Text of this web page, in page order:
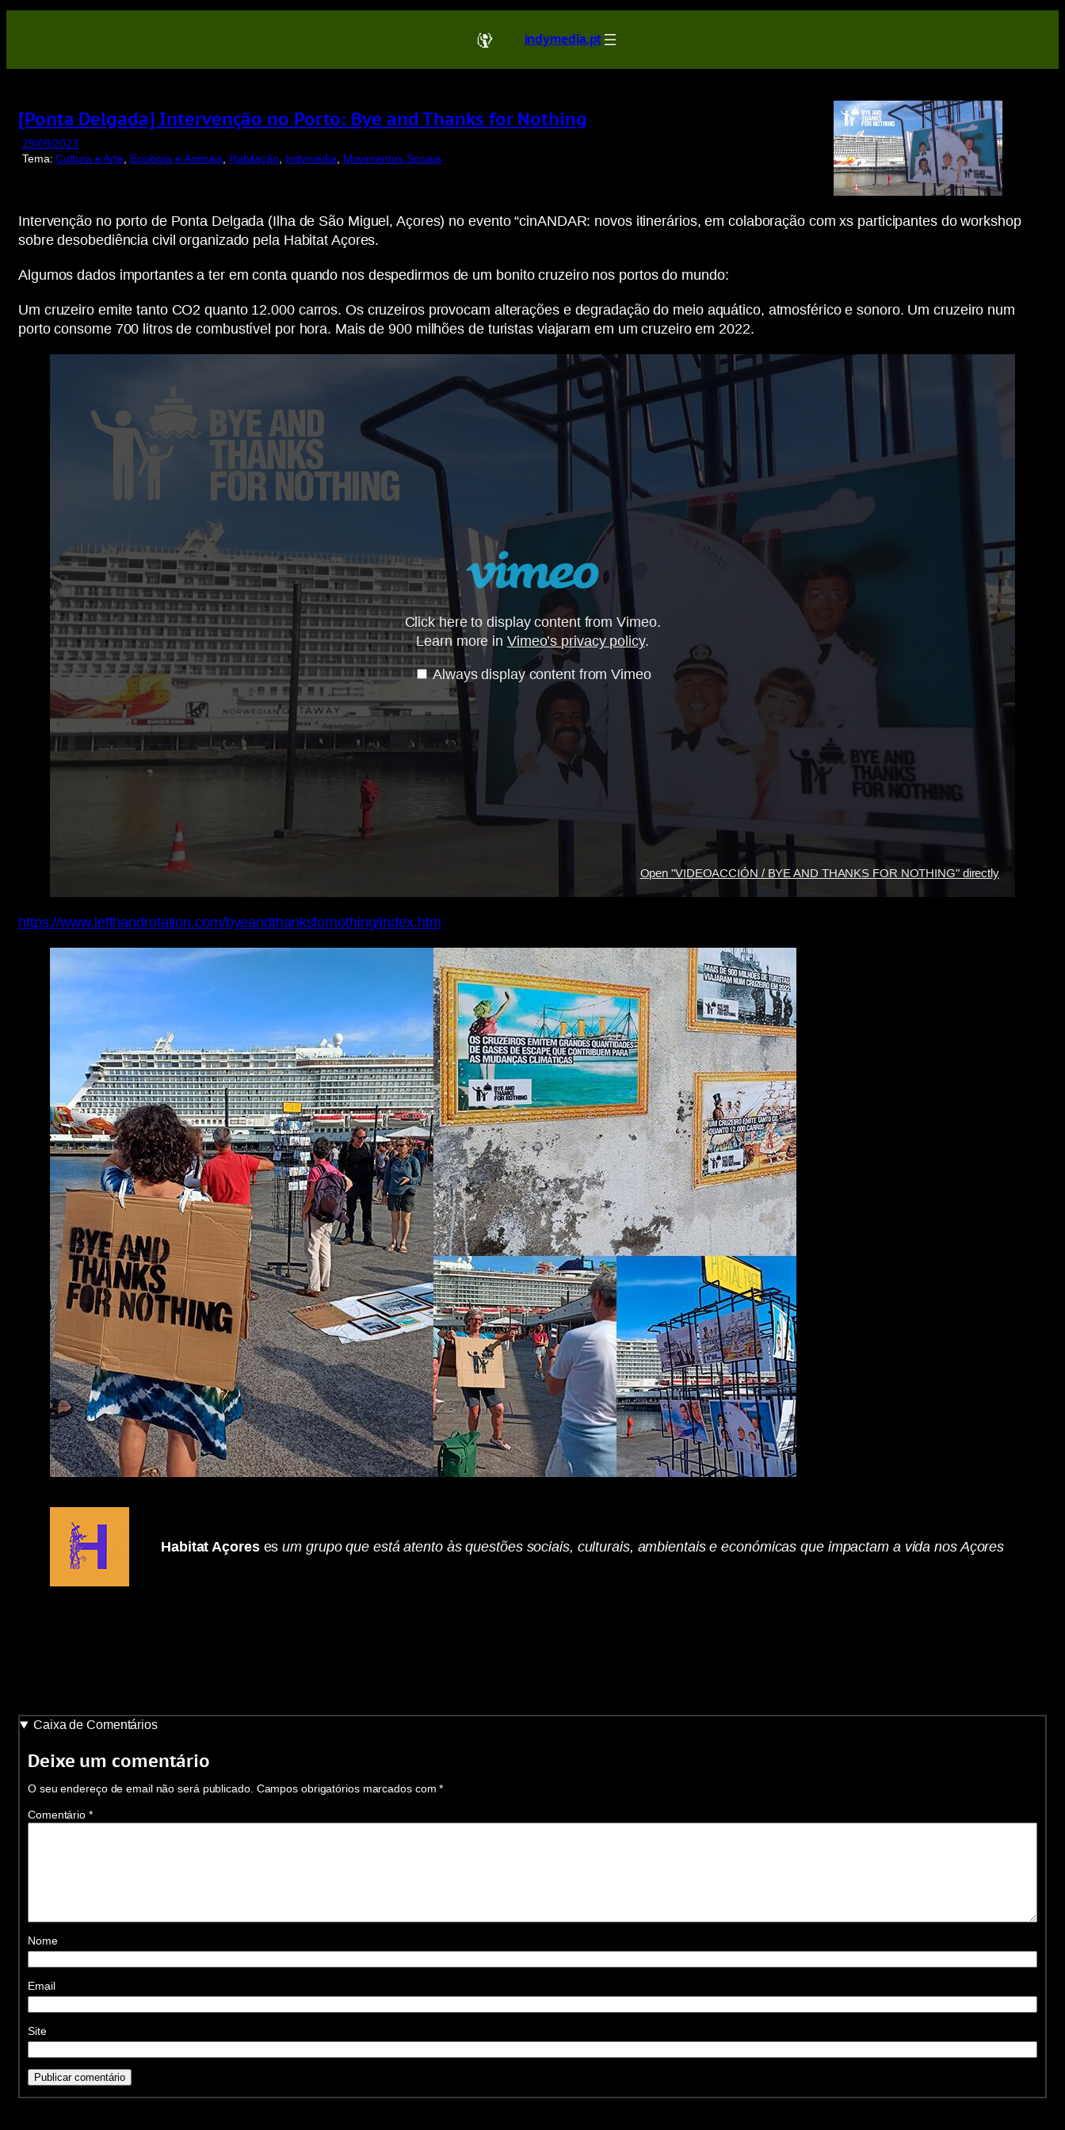
Saltar
conteúdo
indymedia.pt
[Ponta Delgada] Intervenção no Porto: Bye and Thanks for Nothing
29/09/2023
Tema:Cultura e Arte, Ecologia e Animais, Habitação, Indymedia, Movimentos Sociais
Intervenção no porto de Ponta Delgada (Ilha de São Miguel, Açores) no evento “cinANDAR: novos itinerários, em colaboração com xs participantes do workshop
sobre desobediência civil organizado pela Habitat Açores.
Algumos dados importantes a ter em conta quando nos despedirmos de um bonito cruzeiro nos portos do mundo:
Um cruzeiro emite tanto CO2 quanto 12.000 carros. Os cruzeiros provocam alterações e degradação do meio aquático, atmosférico e sonoro. Um cruzeiro num
porto consome 700 litros de combustível por hora. Mais de 900 milhões de turistas viajaram em um cruzeiro em 2022.
Click here to display content from Vimeo.
Learn more in Vimeo’s privacy policy.
Always display content from Vimeo
Open "VIDEOACCIÓN / BYE AND THANKS FOR NOTHING" directly
https://www.lefthandrotation.com/byeandthanksfornothing/index.htm
Habitat Açoresesum grupo que está atento às questões sociais, culturais, ambientais e económicas que impactam a vida nos Açores
Caixa de Comentários
Deixe um comentário
O seu endereço de email não será publicado. Campos obrigatórios marcados com*
Comentário *
Nome
Email
Site